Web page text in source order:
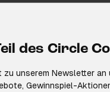
des Circle
zu unserem Newsletter an
Gewinnspiel-